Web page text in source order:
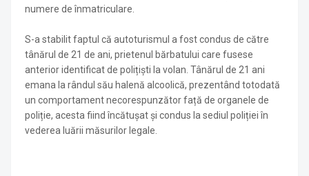
numere de înmatriculare.
S-a stabilit faptul că autoturismul a fost condus de către
tânărul de 21 de ani, prietenul bărbatului care fusese
anterior identificat de polițiști la volan. Tânărul de 21 ani
emana la rândul său halenă alcoolică, prezentând totodată
un comportament necorespunzător față de organele de
poliție, acesta fiind încătușat și condus la sediul poliției în
vederea luării măsurilor legale.